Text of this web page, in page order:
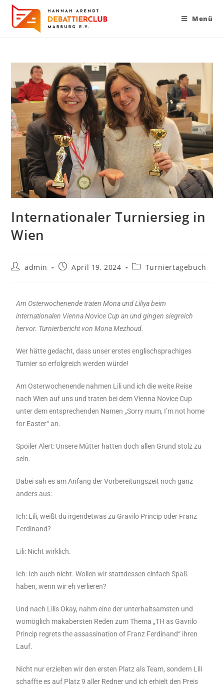
Menü
Internationaler Turniersieg in
Wien
admin April 19, 2024 Turniertagebuch
Am Osterwochenende traten Mona und Liliya beim
internationalen Vienna Novice Cup an und gingen siegreich
hervor. Turnierbericht von Mona Mezhoud.
Wer hätte gedacht, dass unser erstes englischsprachiges
Turnier so erfolgreich werden würde!
Am Osterwochenende nahmen Lili und ich die weite Reise
nach Wien auf uns und traten bei dem Vienna Novice Cup
unter dem entsprechenden Namen „Sorry mum, I’m not home
for Easter“ an.
Spoiler Alert: Unsere Mütter hatten doch allen Grund stolz zu
sein.
Dabei sah es am Anfang der Vorbereitungszeit noch ganz
anders aus:
Ich: Lili, weißt du irgendetwas zu Gravilo Princip oder Franz
Ferdinand?
Lili: Nicht wirklich.
Ich: Ich auch nicht. Wollen wir stattdessen einfach Spaß
haben, wenn wir eh verlieren?
Und nach Lilis Okay, nahm eine der unterhaltsamsten und
womöglich makabersten Reden zum Thema „TH as Gavrilo
Princip regrets the assassination of Franz Ferdinand“ ihren
Lauf.
Nicht nur erzielten wir den ersten Platz als Team, sondern Lili
schaffte es auf Platz 9 aller Redner und ich erhielt den Preis